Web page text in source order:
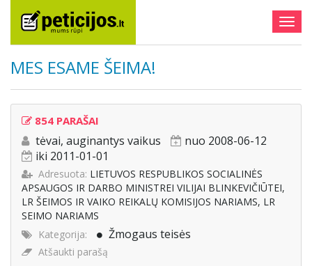
MES ESAME ŠEIMA!
854 PARAŠAI
tėvai, auginantys vaikus
nuo 2008-06-12
iki 2011-01-01
Adresuota: LIETUVOS RESPUBLIKOS SOCIALINĖS
APSAUGOS IR DARBO MINISTREI VILIJAI BLINKEVIČIŪTEI,
LR ŠEIMOS IR VAIKO REIKALŲ KOMISIJOS NARIAMS, LR
SEIMO NARIAMS
Kategorija:
Žmogaus teisės
Atšaukti parašą